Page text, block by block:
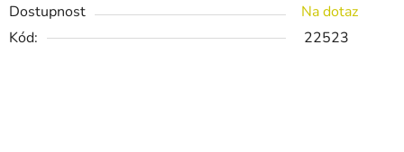
Dostupnost
Na dotaz
Kód:
22523